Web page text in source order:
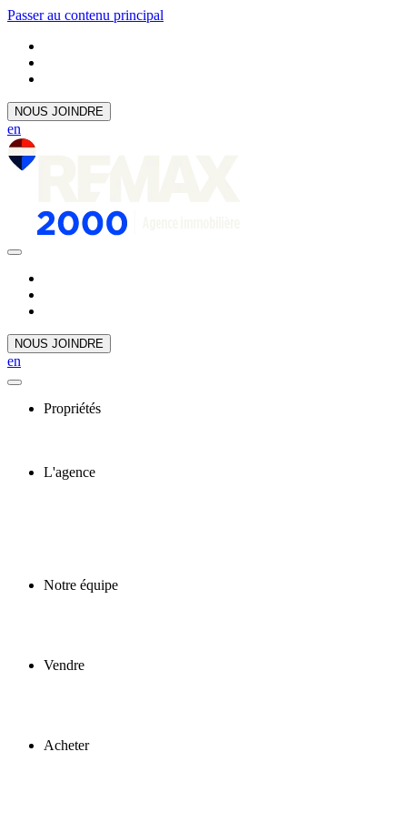
Passer au contenu principal
NOUS JOINDRE
en
NOUS JOINDRE
en
Propriétés
L'agence
Notre équipe
Vendre
Acheter